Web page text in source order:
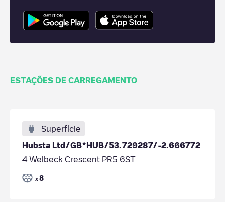
ESTAÇÕES DE CARREGAMENTO
Superfície
Hubsta Ltd/GB*HUB/53.729287/-2.666772
4 Welbeck Crescent PR5 6ST
x 8